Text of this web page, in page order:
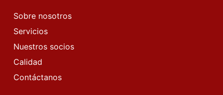
Sobre nosotros
Servicios
Nuestros socios
Calidad
Contáctanos